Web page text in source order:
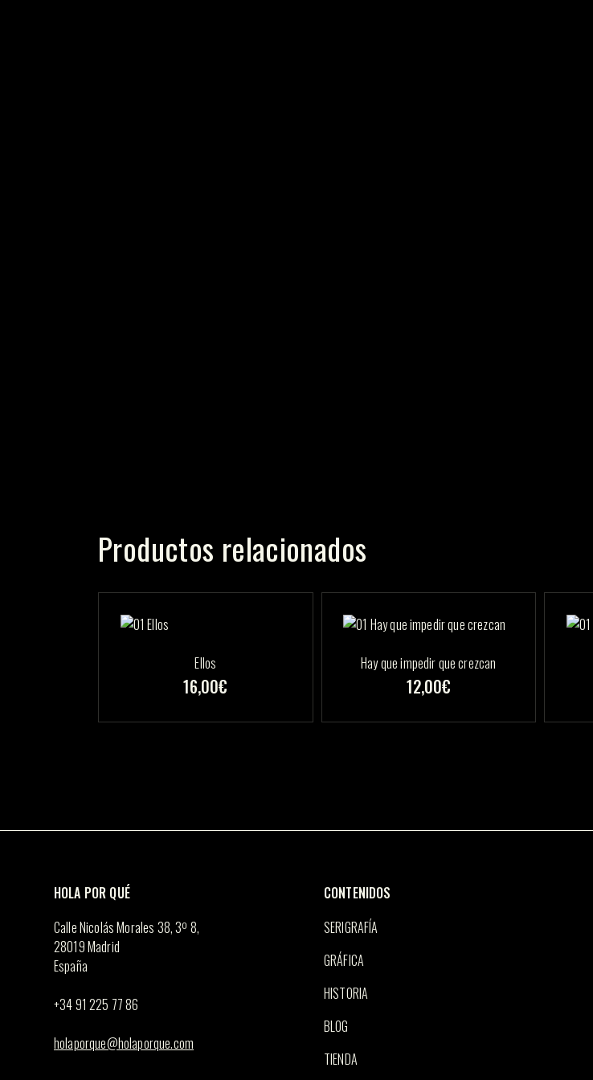
Productos relacionados
Ellos
16,00€
Hay que impedir que crezcan
12,00€
HOLA POR QUÉ
Calle Nicolás Morales 38, 3º 8,
28019 Madrid
España
+34 91 225 77 86
holaporque@holaporque.com
CONTENIDOS
SERIGRAFÍA
GRÁFICA
HISTORIA
BLOG
TIENDA